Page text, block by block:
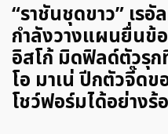
“ราชันชุดขาว” เร
กำลังวางแผนยื่นข้
อิสโก้ มิดฟิลด์ตัวรุ
โอ มาเน่ ปีกตัวจี๊ด
โชว์ฟอร์มได้อย่าง